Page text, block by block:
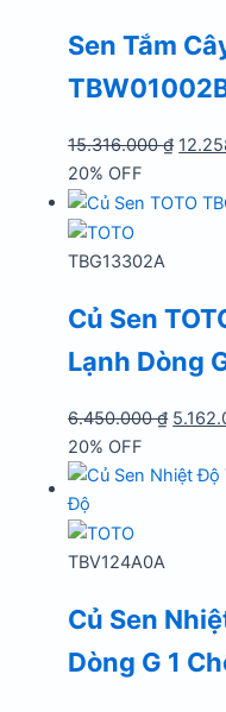
Sen Tắm
15.316.000₫ Giá
là:
20% OFF
TBG13302A
Củ Sen
Lạnh Dòng
6.450.000₫ Giá
là:
20% OFF
TBV124A0A
Củ Sen
Dòng G 1